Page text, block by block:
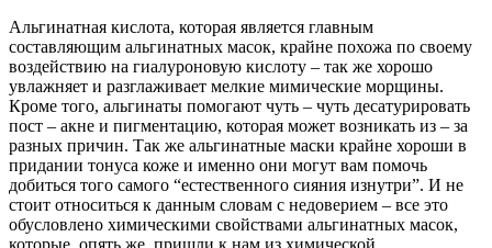
Альгинатная кислота, которая является главным
составляющим альгинатных масок, крайне похожа по своему
воздействию на гиалуроновую кислоту – так же хорошо
увлажняет и разглаживает мелкие мимические морщины.
Кроме того, альгинаты помогают чуть – чуть десатурировать
пост – акне и пигментацию, которая может возникать из – за
разных причин. Так же альгинатные маски крайне хороши в
придании тонуса коже и именно они могут вам помочь
добиться того самого “естественного сияния изнутри”. И не
стоит относиться к данным словам с недоверием – все это
обусловлено химическими свойствами альгинатных масок,
которые, опять же, пришли к нам из химической